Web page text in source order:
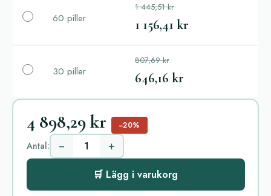
60 piller
1 445,51 kr
1 156,41 kr
30 piller
807,69 kr
646,16 kr
4 898,29 kr −20%
Antal: − +
🛒 Lägg i varukorg